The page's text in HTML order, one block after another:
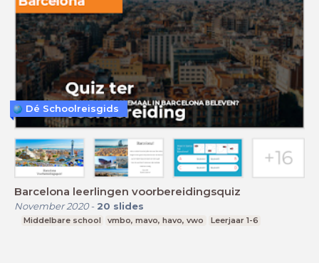
Barcelona leerlingen voorbereidingsquiz
November 2020- 20 slides
Middelbare school vmbo, mavo, havo, vwo Leerjaar 1-6
Dé Schoolreisgids